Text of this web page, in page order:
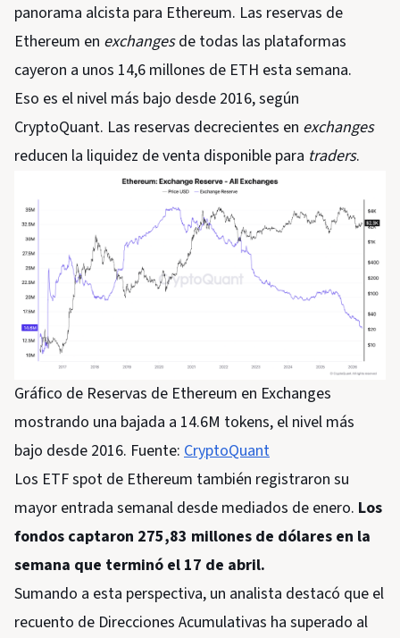
panorama alcista para Ethereum. Las reservas de
Ethereum en exchangesde todas las plataformas
cayeron a unos 14,6 millones de ETH esta semana.
Eso es el nivel más bajo desde 2016, según
CryptoQuant. Las reservas decrecientes en exchanges
reducen la liquidez de venta disponible para traders.
Gráfico de Reservas de Ethereum en Exchanges
mostrando una bajada a 14.6M tokens, el nivel más
bajo desde 2016. Fuente: CryptoQuant
Los ETF spot de Ethereum también registraron su
mayor entrada semanal desde mediados de enero. Los
fondos captaron 275,83 millones de dólares en la
semana que terminó el 17 de abril.
Sumando a esta perspectiva, un analista destacó que el
recuento de Direcciones Acumulativas ha superado al